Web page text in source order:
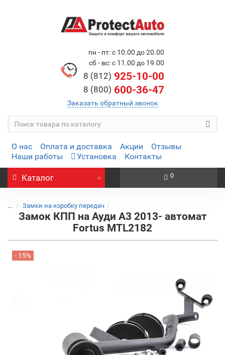
пн - пт: с 10.00 до 20.00
сб - вс: с 11.00 до 19.00
8 (812) 925-10-00
8 (800) 600-36-47
Заказать обратный звонок
О нас Оплата и доставка Акции
Отзывы
Наши работы
Установка Контакты
Каталог 0
... Замки на коробку передач
Замок КПП на Ауди А3 2013- автомат
Fortus MTL2182
- 15%